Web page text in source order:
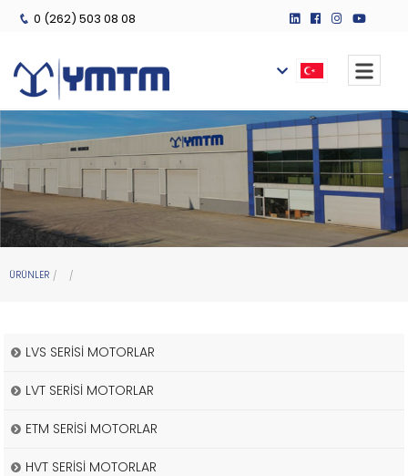
0 (262) 503 08 08
ÜRÜNLER
LVS SERİSİ MOTORLAR
LVT SERİSİ MOTORLAR
ETM SERİSİ MOTORLAR
HVT SERİSİ MOTORLAR